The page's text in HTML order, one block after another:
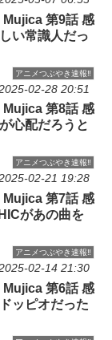
アニメつぶやき速報‼︎
第9話 感
い常識人だっ
02-28 20:51
アニメつぶやき速報‼︎
第8話 感
心配だろうと
02-21 19:28
アニメつぶやき速報‼︎
第7話 感
があの曲を
02-14 21:30
第6話 感
ッピオだった